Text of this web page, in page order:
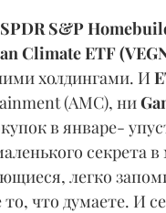
S&P
Climate ETF
холдингами. И
(AMC), ни
в январе-
секрета
легко
что думаете. И